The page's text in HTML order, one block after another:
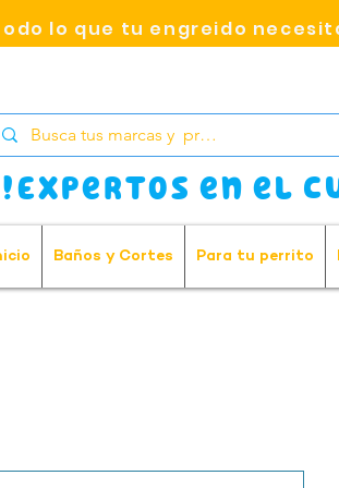
lo que tu engreido
!Expertos en el
Baños y Cortes Para tu perrito